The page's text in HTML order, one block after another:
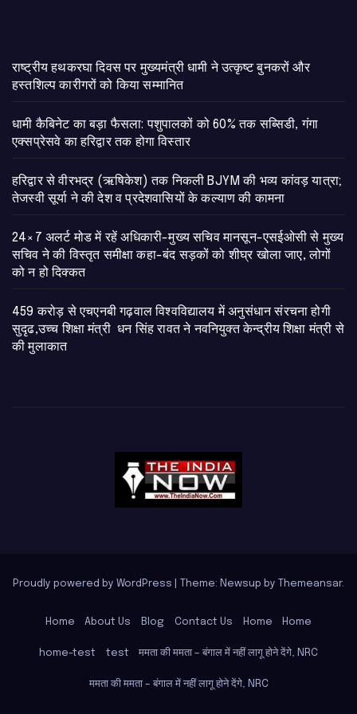
राष्ट्रीय हथकरघा दिवस पर मुख्यमंत्री धामी ने उत्कृष्ट बुनकरों और
हस्तशिल्प कारीगरों को किया सम्मानित
​धामी कैबिनेट का बड़ा फैसला: पशुपालकों को 60% तक सब्सिडी, गंगा
एक्सप्रेसवे का हरिद्वार तक होगा विस्तार
​हरिद्वार से वीरभद्र (ऋषिकेश) तक निकली BJYM की भव्य कांवड़ यात्रा;
तेजस्वी सूर्या ने की देश व प्रदेशवासियों के कल्याण की कामना
24×7 अलर्ट मोड में रहें अधिकारी-मुख्य सचिव मानसून-एसईओसी से मुख्य
सचिव ने की विस्तृत समीक्षा कहा-बंद सड़कों को शीघ्र खोला जाए, लोगों
को न हो दिक्कत
459 करोड़ से एचएनबी गढ़वाल विश्वविद्यालय में अनुसंधान संरचना होगी
सुदृढ,उच्च शिक्षा मंत्री धन सिंह रावत ने नवनियुक्त केन्द्रीय शिक्षा मंत्री से
की मुलाकात
Proudly powered by WordPress Theme: Newsup by Themeansar.
Home About Us Blog Contact Us Home Home
home-test test ममता की ममता – बंगाल में नहीं लागू होने देंगे, NRC
ममता की ममता – बंगाल में नहीं लागू होने देंगे, NRC